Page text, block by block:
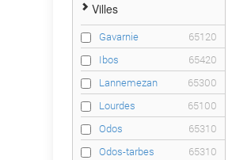
Villes
Gavarnie
65120
Ibos
65420
Lannemezan
65300
Lourdes
65100
Odos
65310
Odos-tarbes
65310